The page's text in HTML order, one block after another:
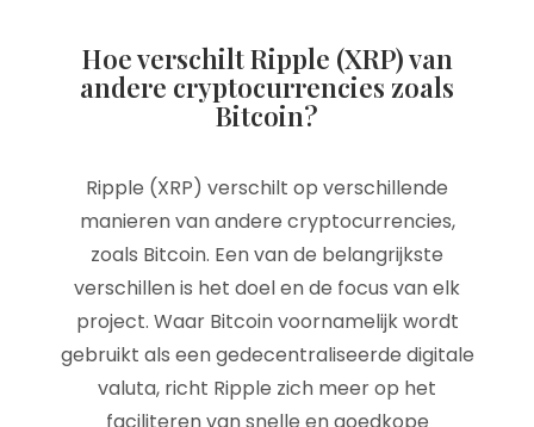
Hoe verschilt Ripple (XRP) van
andere cryptocurrencies zoals
Bitcoin?
Ripple (XRP) verschilt op verschillende
manieren van andere cryptocurrencies,
zoals Bitcoin. Een van de belangrijkste
verschillen is het doel en de focus van elk
project. Waar Bitcoin voornamelijk wordt
gebruikt als een gedecentraliseerde digitale
valuta, richt Ripple zich meer op het